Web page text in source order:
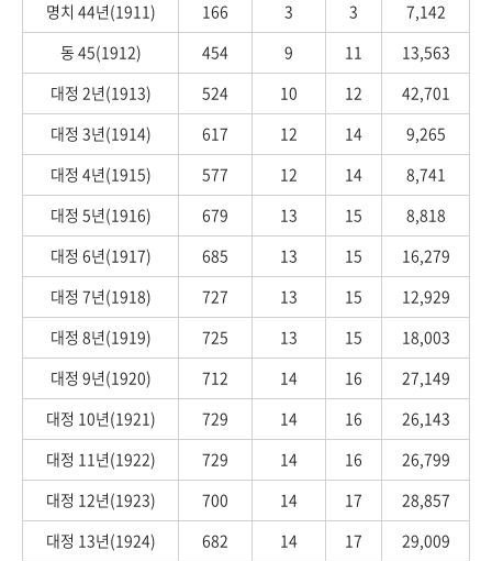
명치 44년(1911) 166 3 3
7,142
동 45(1912)
454 9 11
13,563
대정 2년(1913)
524 10 12
42,701
대정 3년(1914)
617 12 14
9,265
대정 4년(1915)
577 12 14
8,741
대정 5년(1916)
679 13 15
8,818
대정 6년(1917)
685 13 15
16,279
대정 7년(1918)
727 13 15
12,929
대정 8년(1919)
725 13 15
18,003
대정 9년(1920)
712 14 16
27,149
대정 10년(1921)
729 14 16
26,143
대정 11년(1922)
729 14 16
26,799
대정 12년(1923)
700 14 17
28,857
대정 13년(1924)
682 14 17
29,009